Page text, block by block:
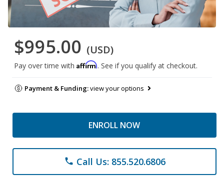
$995.00 (USD)
Pay over time with Affirm. See if you qualify at checkout.
Payment & Funding:view your options
ENROLL NOW
phone Call Us: 855.520.6806